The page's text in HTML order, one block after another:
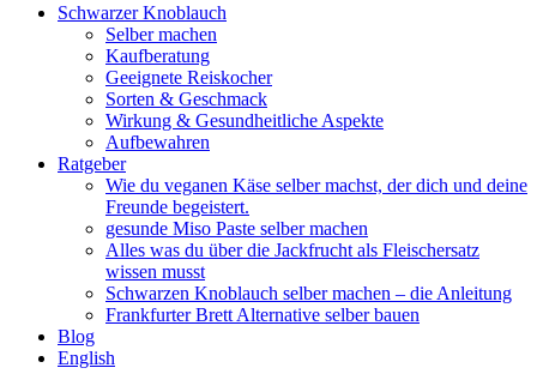
Schwarzer Knoblauch
Selber machen
Kaufberatung
Geeignete Reiskocher
Sorten & Geschmack
Wirkung & Gesundheitliche Aspekte
Aufbewahren
Ratgeber
Wie du veganen Käse selber machst, der dich und deine
Freunde begeistert.
gesunde Miso Paste selber machen
Alles was du über die Jackfrucht als Fleischersatz
wissen musst
Schwarzen Knoblauch selber machen – die Anleitung
Frankfurter Brett Alternative selber bauen
Blog
English